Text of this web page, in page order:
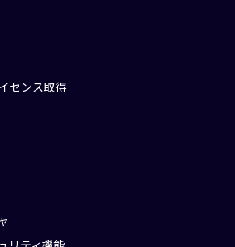
センス取得